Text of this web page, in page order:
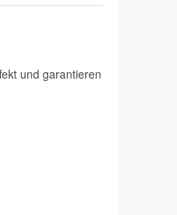
und garantieren